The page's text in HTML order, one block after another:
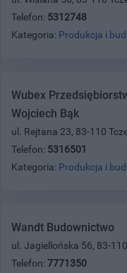
Telefon: 5312748
Kategoria: Produkcja i
Wubex
Wojciech Bąk
ul. Rejtana 23, 83-110
Telefon: 5316501
Kategoria: Produkcja i
Wandt Budownictwo
ul. Jagiellońska 56, 83-
Telefon: 7771350